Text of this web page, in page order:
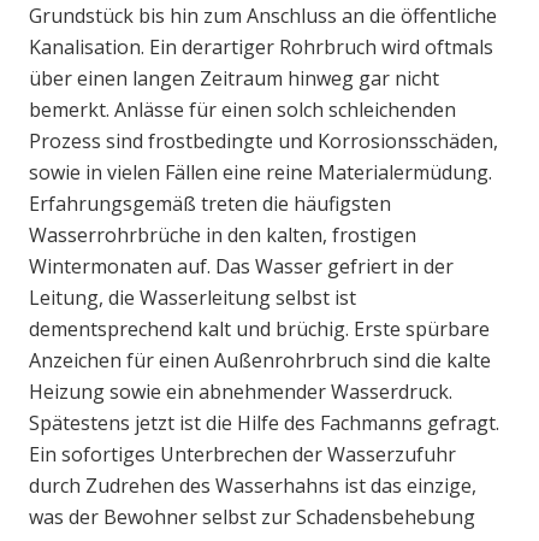
Grundstück bis hin zum Anschluss an die öffentliche
Kanalisation. Ein derartiger Rohrbruch wird oftmals
über einen langen Zeitraum hinweg gar nicht
bemerkt. Anlässe für einen solch schleichenden
Prozess sind frostbedingte und Korrosionsschäden,
sowie in vielen Fällen eine reine Materialermüdung.
Erfahrungsgemäß treten die häufigsten
Wasserrohrbrüche in den kalten, frostigen
Wintermonaten auf. Das Wasser gefriert in der
Leitung, die Wasserleitung selbst ist
dementsprechend kalt und brüchig. Erste spürbare
Anzeichen für einen Außenrohrbruch sind die kalte
Heizung sowie ein abnehmender Wasserdruck.
Spätestens jetzt ist die Hilfe des Fachmanns gefragt.
Ein sofortiges Unterbrechen der Wasserzufuhr
durch Zudrehen des Wasserhahns ist das einzige,
was der Bewohner selbst zur Schadensbehebung